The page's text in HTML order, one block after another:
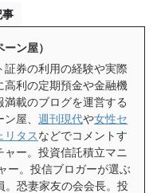
事
ン屋）
証券の利用の経験や実際
高利の定期預金や金融機
載のブログを運営する
屋、 週刊現代や女性セ
リタスなどでコメントす
ャー。投資信託積立マニ
ー。投信ブロガーが選ぶ
。恐妻家友の会会長。投